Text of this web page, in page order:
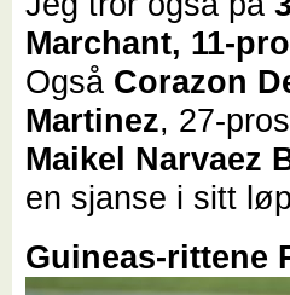
Marchant, 11-
Også Corazon
Martinez, 27-
Maikel Narvaez
en sjanse i sitt
Guineas-rittene